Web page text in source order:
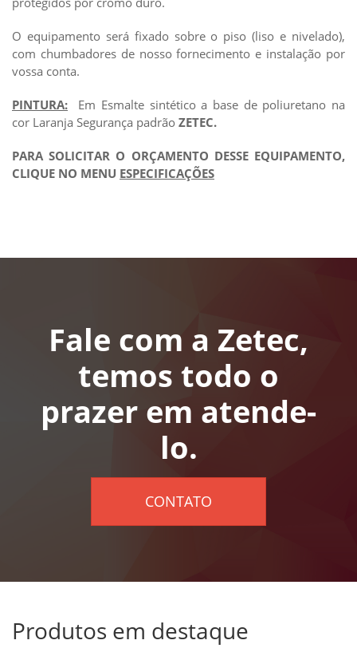
O equipamento será fixado sobre o piso (liso e nivelado),
com chumbadores de nosso fornecimento e instalação por
vossa conta.
PINTURA:
Em Esmalte sintético a base de poliuretano na
cor Laranja Segurança padrão ZETEC.
PARA SOLICITAR O ORÇAMENTO DESSE EQUIPAMENTO,
CLIQUE NO MENU ESPECIFICAÇÕES
Fale com a Zetec,
temos todo o
prazer em atende-
lo.
CONTATO
Produtos em destaque